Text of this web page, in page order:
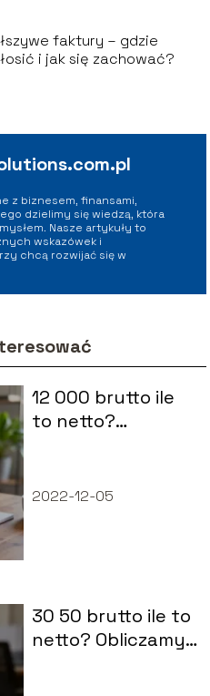
faktury – gdzie
i jak się zachować?
z biznesem, finansami,
dzielimy się wiedzą, która
Nasze artykuły to
wskazówek i
chcą rozwijać się w
12 000 brutto ile
to netto?
2022-12-05
30 50 brutto ile to
netto? Obliczamy